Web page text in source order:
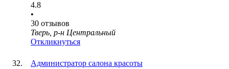
4.8
•
30 отзывов
Тверь, р-н Центральный
Откликнуться
Администратор салона красоты